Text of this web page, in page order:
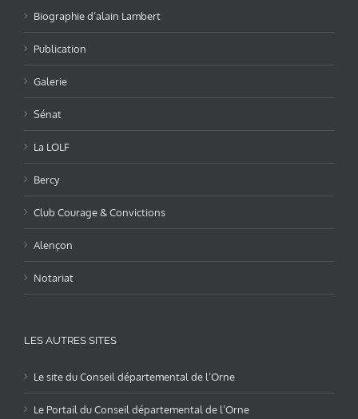
Biographie d’alain Lambert
Publication
Galerie
Sénat
La LOLF
Bercy
Club Courage & Convictions
Alençon
Notariat
LES AUTRES SITES
Le site du Conseil départemental de l’Orne
Le Portail du Conseil départemental de l’Orne